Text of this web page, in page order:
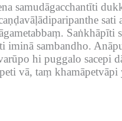
samudāgacchantīti
sati
Saṅkhāpīti
iminā sambandho.
hi puggalo sacepi
vā, taṃ